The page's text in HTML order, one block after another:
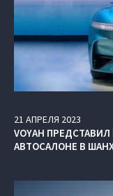
21 АПРЕЛЯ 2023
VOYAH
АВТОСАЛОНЕ В